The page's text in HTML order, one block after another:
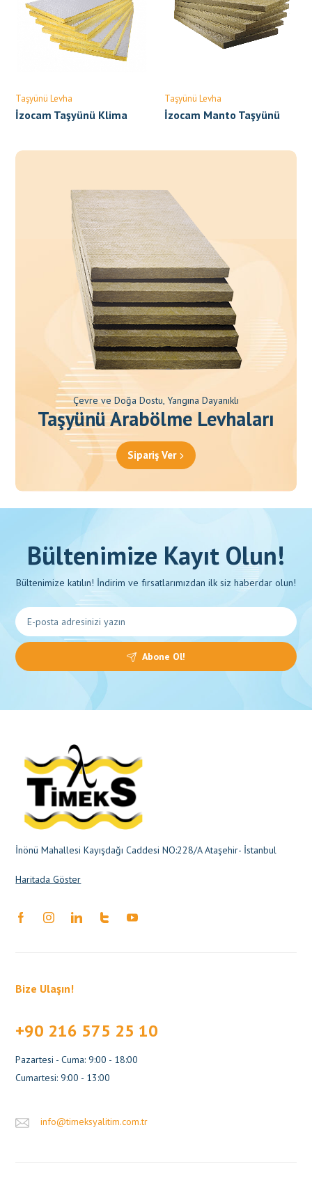
Taşyünü Levha
İzocam Taşyünü Klima
Taşyünü Levha
İzocam Manto Taşyünü
Çevre ve Doğa Dostu, Yangına Dayanıklı
Taşyünü Arabölme Levhaları
Sipariş Ver
Bültenimize Kayıt Olun!
Bültenimize katılın! İndirim ve fırsatlarımızdan ilk siz haberdar olun!
Abone Ol!
İnönü Mahallesi Kayışdağı Caddesi NO:228/A Ataşehir- İstanbul
Haritada Göster
Bize Ulaşın!
+90 216 575 25 10
Pazartesi - Cuma: 9:00 - 18:00
Cumartesi: 9:00 - 13:00
info@timeksyalitim.com.tr